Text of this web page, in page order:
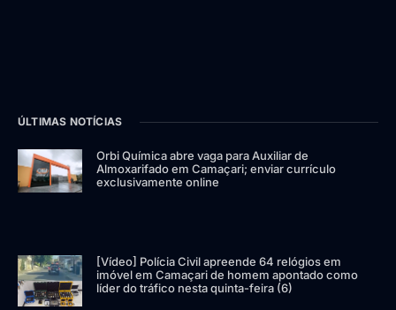
ÚLTIMAS NOTÍCIAS
Orbi Química abre vaga para Auxiliar de
Almoxarifado em Camaçari; enviar currículo
exclusivamente online
[Vídeo] Polícia Civil apreende 64 relógios em
imóvel em Camaçari de homem apontado como
líder do tráfico nesta quinta-feira (6)